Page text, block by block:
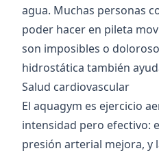
agua. Muchas personas
poder hacer en pileta
son imposibles o
hidrostática también
Salud cardiovascular
El aquagym es ejercicio
intensidad pero efectivo:
presión arterial mejora, y